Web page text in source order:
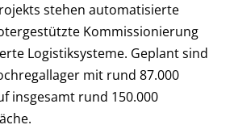
stehen automatisierte
Kommissionierung
Logistiksysteme. Geplant sind
mit rund 87.000
insgesamt rund 150.000